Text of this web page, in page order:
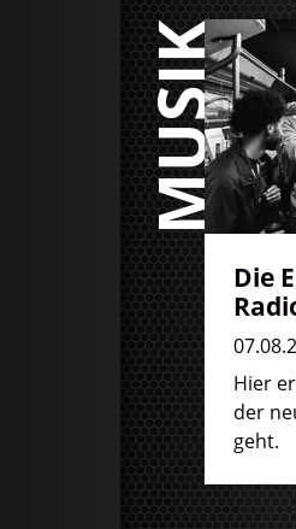
MUSIK
Die
Hier
der
geht.